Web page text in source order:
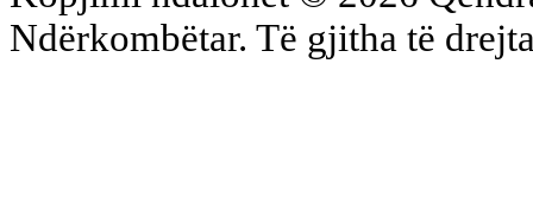
Ndërkombëtar. Të gjitha të